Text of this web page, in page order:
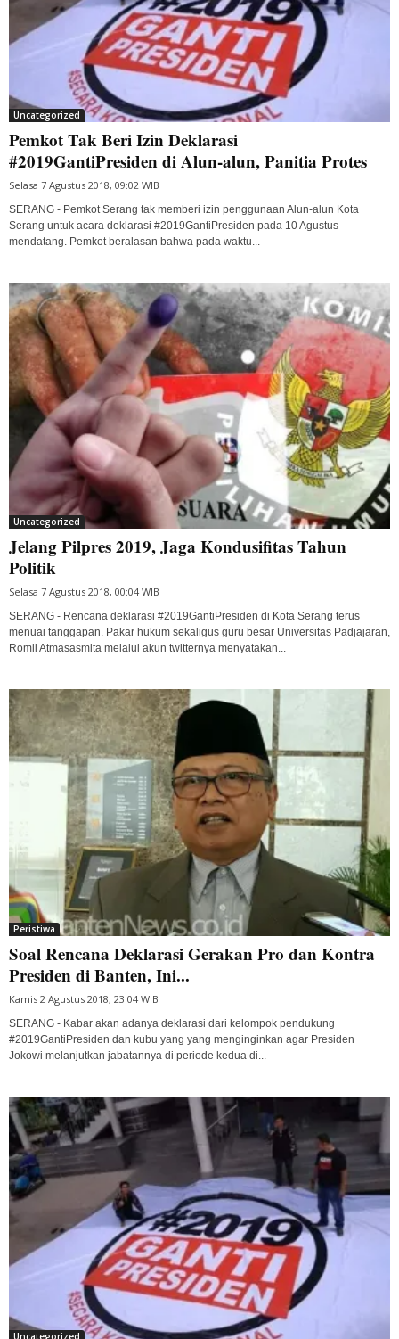
Uncategorized
Pemkot Tak Beri Izin Deklarasi
#2019GantiPresiden di Alun-alun, Panitia Protes
Selasa 7 Agustus 2018, 09:02 WIB
SERANG - Pemkot Serang tak memberi izin penggunaan Alun-alun Kota
Serang untuk acara deklarasi #2019GantiPresiden pada 10 Agustus
mendatang. Pemkot beralasan bahwa pada waktu...
Uncategorized
Jelang Pilpres 2019, Jaga Kondusifitas Tahun
Politik
Selasa 7 Agustus 2018, 00:04 WIB
SERANG - Rencana deklarasi #2019GantiPresiden di Kota Serang terus
menuai tanggapan. Pakar hukum sekaligus guru besar Universitas Padjajaran,
Romli Atmasasmita melalui akun twitternya menyatakan...
Peristiwa
Soal Rencana Deklarasi Gerakan Pro dan Kontra
Presiden di Banten, Ini...
Kamis 2 Agustus 2018, 23:04 WIB
SERANG - Kabar akan adanya deklarasi dari kelompok pendukung
#2019GantiPresiden dan kubu yang yang menginginkan agar Presiden
Jokowi melanjutkan jabatannya di periode kedua di...
Uncategorized